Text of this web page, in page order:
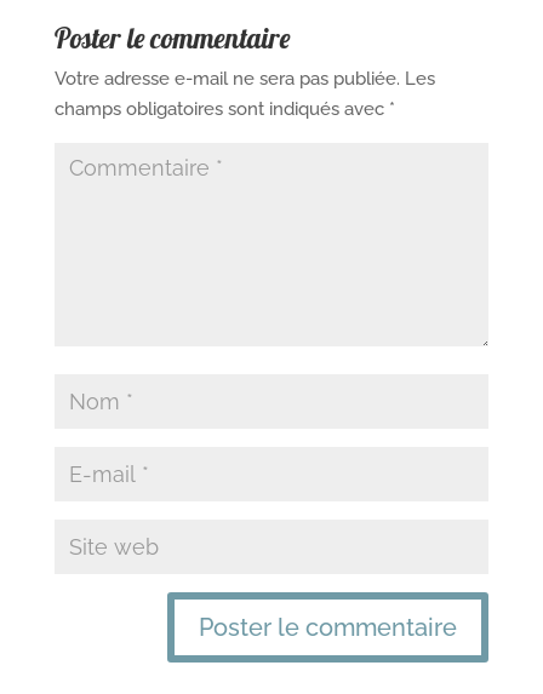
Poster le commentaire
Votre adresse e-mail ne sera pas publiée. Les
champs obligatoires sont indiqués avec *